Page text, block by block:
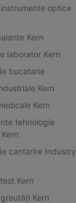
optice
Kern
laborator Kern
bucatarie
Kern
Kern
tehnologie
cantarire Industry
Kern
Kern